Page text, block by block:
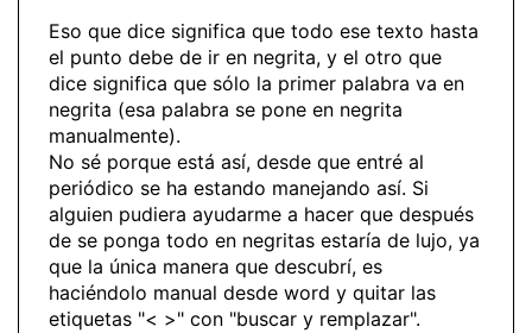
Eso que dice significa que todo ese texto hasta
el punto debe de ir en negrita, y el otro que
dice significa que sólo la primer palabra va en
negrita (esa palabra se pone en negrita
manualmente).
No sé porque está así, desde que entré al
periódico se ha estando manejando así. Si
alguien pudiera ayudarme a hacer que después
de se ponga todo en negritas estaría de lujo, ya
que la única manera que descubrí, es
haciéndolo manual desde word y quitar las
etiquetas "< >" con "buscar y remplazar".